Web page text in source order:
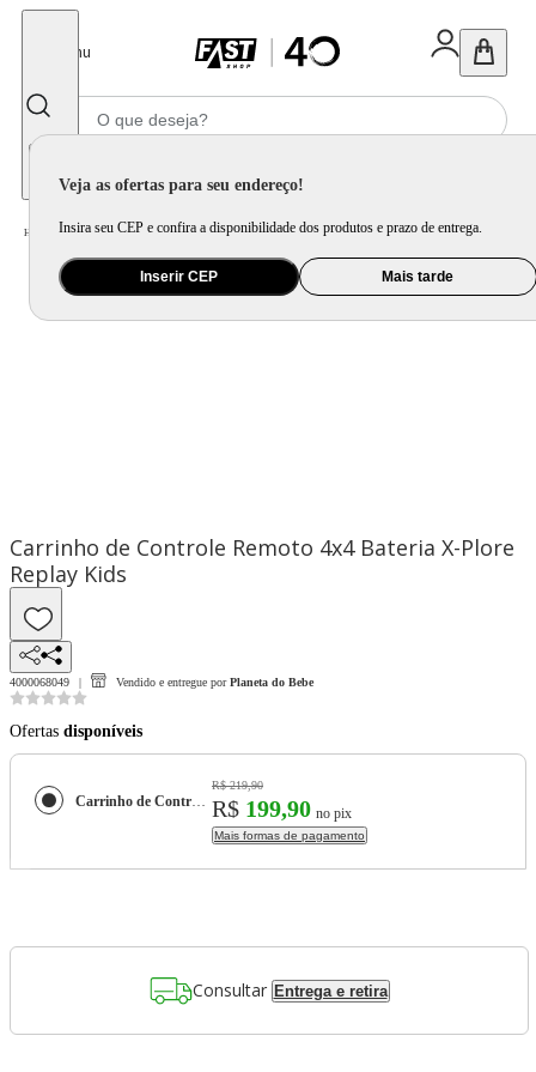
Menu
Veja as ofertas para seu endereço!
Insira seu CEP e confira a disponibilidade dos produtos e prazo de entrega.
Inserir CEP Mais tarde
Home Brinquedo e Colecionável / Brinquedo Eletrônico e Instrumento Musical
Carrinho de Controle Remoto 4x4 Bateria X-Plore
Replay Kids
4000068049 Vendido e entregue por Planeta do Bebe
Ofertas disponíveis
Carrinho de Controle Remoto 4x4 Bateria X-Plore Replay Kids
R$ 219,90
R$ 199,90 no pix
Mais formas de pagamento
Consultar Entrega e retira